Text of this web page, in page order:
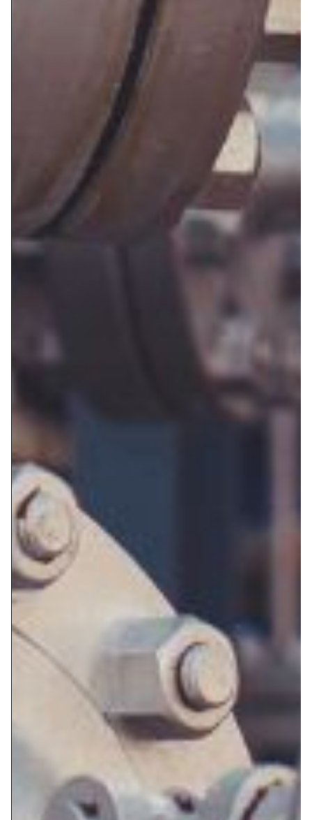
VÁLVULAS DE COMPUERTA ACERO FUNDIDO
VÁLVULAS DE COMPUERTA ACERO FORJADO
VÁLVULAS DE GLOBO ACERO FUNDIDO
VÁLVULAS DE GLOBO ACERO FORJADO